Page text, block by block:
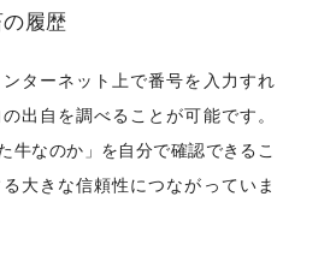
履歴
ターネット上で番号を入力すれ
出自を調べることが可能です。
牛なのか」を自分で確認できるこ
大きな信頼性につながっていま